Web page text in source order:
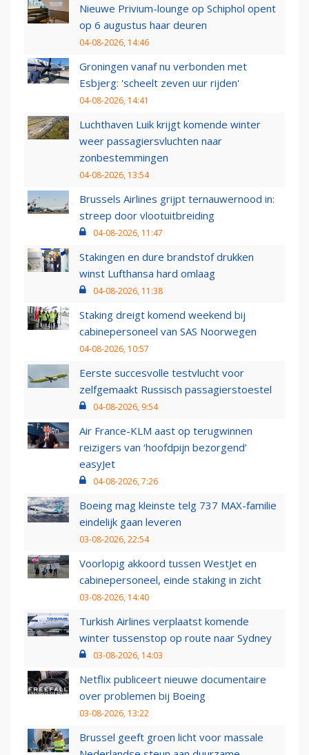
Nieuwe Privium-lounge op Schiphol opent
op 6 augustus haar deuren
04-08-2026, 14:46
Groningen vanaf nu verbonden met
Esbjerg: 'scheelt zeven uur rijden'
04-08-2026, 14:41
Luchthaven Luik krijgt komende winter
weer passagiersvluchten naar
zonbestemmingen
04-08-2026, 13:54
Brussels Airlines grijpt ternauwernood in:
streep door vlootuitbreiding
04-08-2026, 11:47
Stakingen en dure brandstof drukken
winst Lufthansa hard omlaag
04-08-2026, 11:38
Staking dreigt komend weekend bij
cabinepersoneel van SAS Noorwegen
04-08-2026, 10:57
Eerste succesvolle testvlucht voor
zelfgemaakt Russisch passagierstoestel
04-08-2026, 9:54
Air France-KLM aast op terugwinnen
reizigers van ‘hoofdpijn bezorgend’
easyJet
04-08-2026, 7:26
Boeing mag kleinste telg 737 MAX-familie
eindelijk gaan leveren
03-08-2026, 22:54
Voorlopig akkoord tussen WestJet en
cabinepersoneel, einde staking in zicht
03-08-2026, 14:40
Turkish Airlines verplaatst komende
winter tussenstop op route naar Sydney
03-08-2026, 14:03
Netflix publiceert nieuwe documentaire
over problemen bij Boeing
03-08-2026, 13:22
Brussel geeft groen licht voor massale